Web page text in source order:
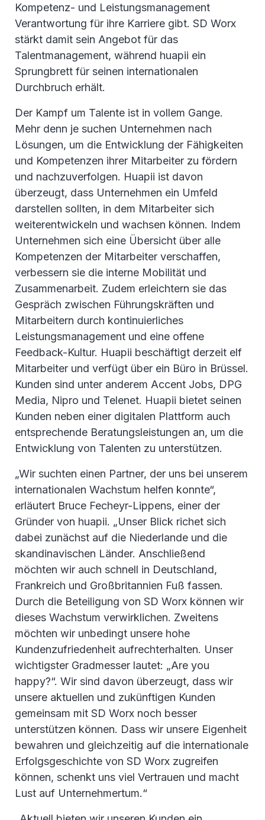
Kompetenz- und Leistungsmanagement
Verantwortung für ihre Karriere gibt. SD Worx
stärkt damit sein Angebot für das
Talentmanagement, während huapii ein
Sprungbrett für seinen internationalen
Durchbruch erhält.
Der Kampf um Talente ist in vollem Gange.
Mehr denn je suchen Unternehmen nach
Lösungen, um die Entwicklung der Fähigkeiten
und Kompetenzen ihrer Mitarbeiter zu fördern
und nachzuverfolgen. Huapii ist davon
überzeugt, dass Unternehmen ein Umfeld
darstellen sollten, in dem Mitarbeiter sich
weiterentwickeln und wachsen können. Indem
Unternehmen sich eine Übersicht über alle
Kompetenzen der Mitarbeiter verschaffen,
verbessern sie die interne Mobilität und
Zusammenarbeit. Zudem erleichtern sie das
Gespräch zwischen Führungskräften und
Mitarbeitern durch kontinuierliches
Leistungsmanagement und eine offene
Feedback-Kultur. Huapii beschäftigt derzeit elf
Mitarbeiter und verfügt über ein Büro in Brüssel.
Kunden sind unter anderem Accent Jobs, DPG
Media, Nipro und Telenet. Huapii bietet seinen
Kunden neben einer digitalen Plattform auch
entsprechende Beratungsleistungen an, um die
Entwicklung von Talenten zu unterstützen.
„Wir suchten einen Partner, der uns bei unserem
internationalen Wachstum helfen konnte“,
erläutert Bruce Fecheyr-Lippens, einer der
Gründer von huapii. „Unser Blick richet sich
dabei zunächst auf die Niederlande und die
skandinavischen Länder. Anschließend
möchten wir auch schnell in Deutschland,
Frankreich und Großbritannien Fuß fassen.
Durch die Beteiligung von SD Worx können wir
dieses Wachstum verwirklichen. Zweitens
möchten wir unbedingt unsere hohe
Kundenzufriedenheit aufrechterhalten. Unser
wichtigster Gradmesser lautet: „Are you
happy?“. Wir sind davon überzeugt, dass wir
unsere aktuellen und zukünftigen Kunden
gemeinsam mit SD Worx noch besser
unterstützen können. Dass wir unsere Eigenheit
bewahren und gleichzeitig auf die internationale
Erfolgsgeschichte von SD Worx zugreifen
können, schenkt uns viel Vertrauen und macht
Lust auf Unternehmertum.“